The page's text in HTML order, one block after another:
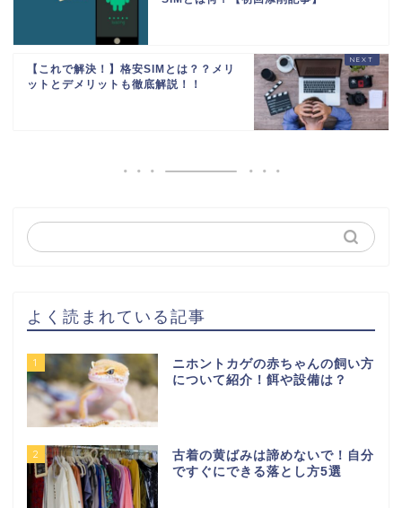
【これで解決！】格安SIMとは？？メリ
ットとデメリットも徹底解説！！
よく読まれている記事
1
ニホントカゲの赤ちゃんの飼い方
について紹介！餌や設備は？
2
古着の黄ばみは諦めないで！自分
ですぐにできる落とし方5選